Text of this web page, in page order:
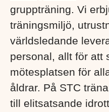
gruppträning. Vi
träningsmiljö,
världsledande
personal, allt för att
mötesplatsen för
åldrar. På STC
till elitsatsande